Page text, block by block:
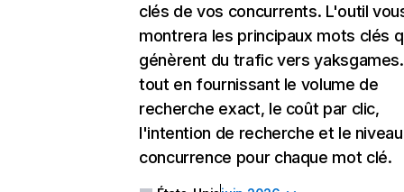
clés de vos concurrents. L'outil
montrera les principaux mots clés
génèrent du trafic vers
tout en fournissant le volume de
recherche exact, le coût par clic,
l'intention de recherche et le
concurrence pour chaque mot clé.